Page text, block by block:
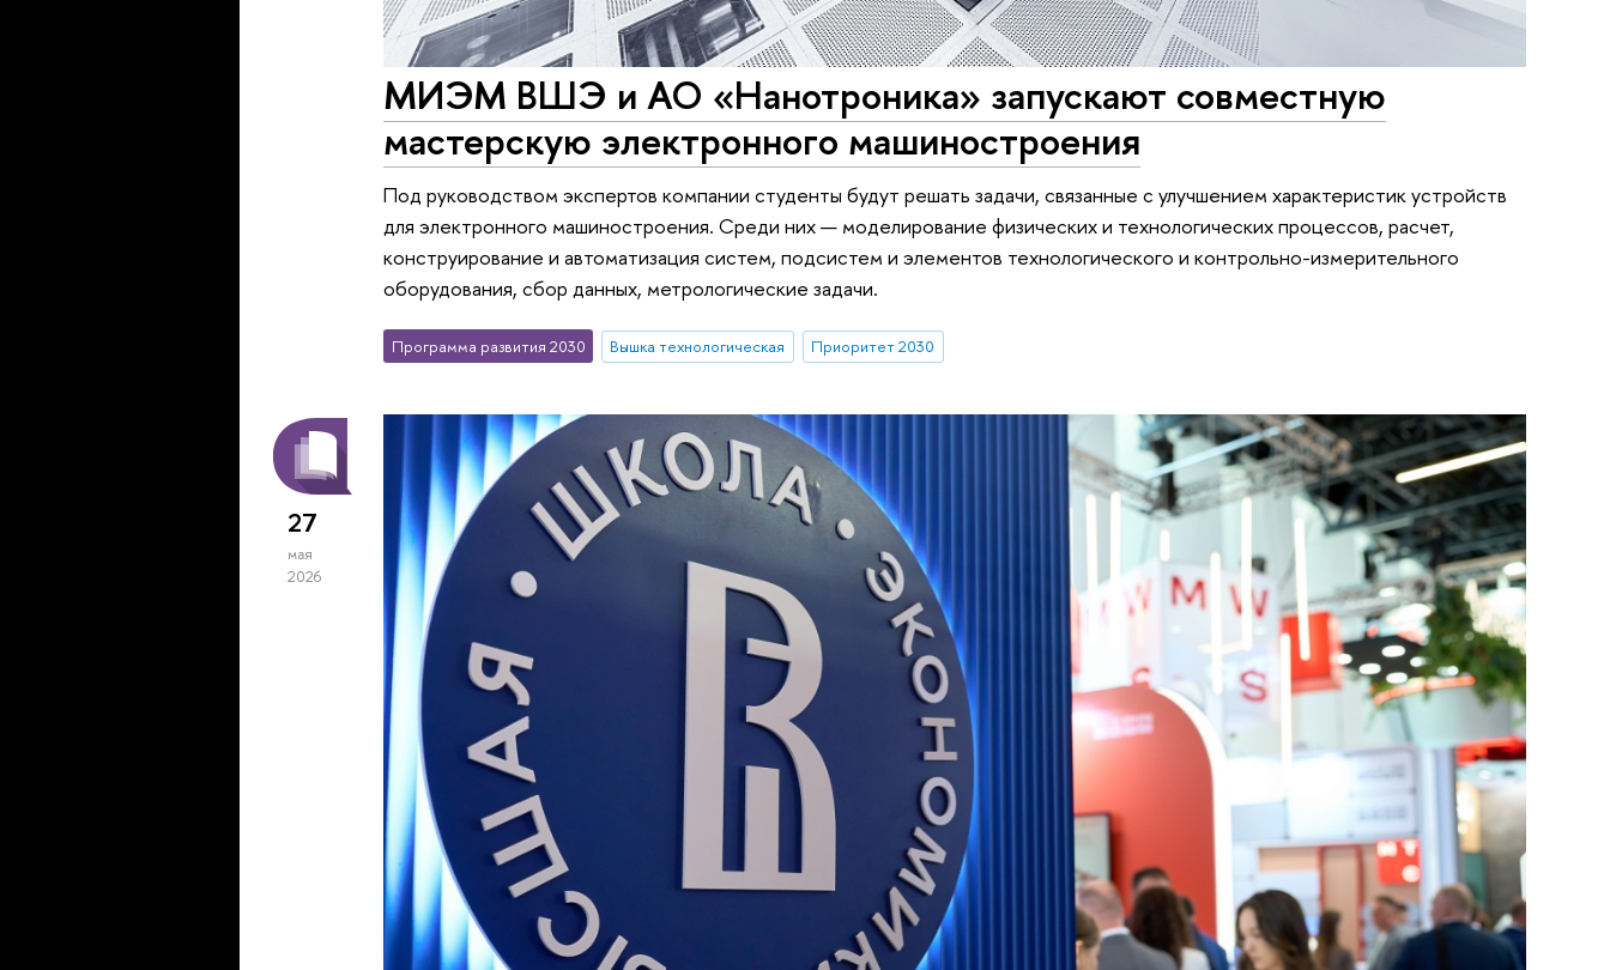
МИЭМ ВШЭ и АО «Нанотроника» запускают совместную
мастерскую электронного машиностроения
Под руководством экспертов компании студенты будут решать задачи, связанные с улучшением характеристик устройств
для электронного машиностроения. Среди них — моделирование физических и технологических процессов, расчет,
конструирование и автоматизация систем, подсистем и элементов технологического и контрольно-измерительного
оборудования, сбор данных, метрологические задачи.
Программа развития 2030 Вышка технологическая Приоритет 2030
27
мая
2026